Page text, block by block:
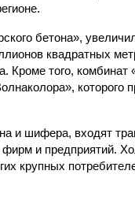
бетона»,
квадратных
Кроме того, комбинат
которого
и шифера, входят
и предприятий.
крупных